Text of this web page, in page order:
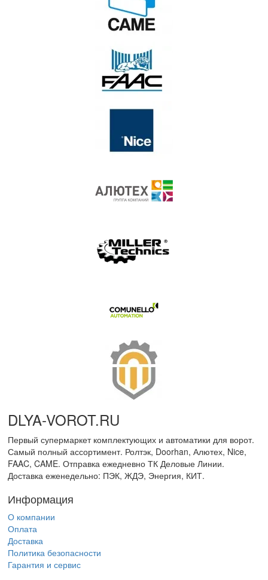
DLYA-VOROT.RU
Первый супермаркет комплектующих и автоматики для ворот.
Самый полный ассортимент. Ролтэк, Doorhan, Алютех, Nice,
FAAC, CAME. Отправка ежедневно ТК Деловые Линии.
Доставка еженедельно: ПЭК, ЖДЭ, Энергия, КИТ.
Информация
О компании
Оплата
Доставка
Политика безопасности
Гарантия и сервис